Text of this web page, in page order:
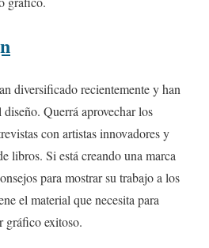
diversificado recientemente y han
Querrá aprovechar los
con artistas innovadores y
libros. Si está creando una marca
para mostrar su trabajo a los
el material que necesita para
gráfico exitoso.